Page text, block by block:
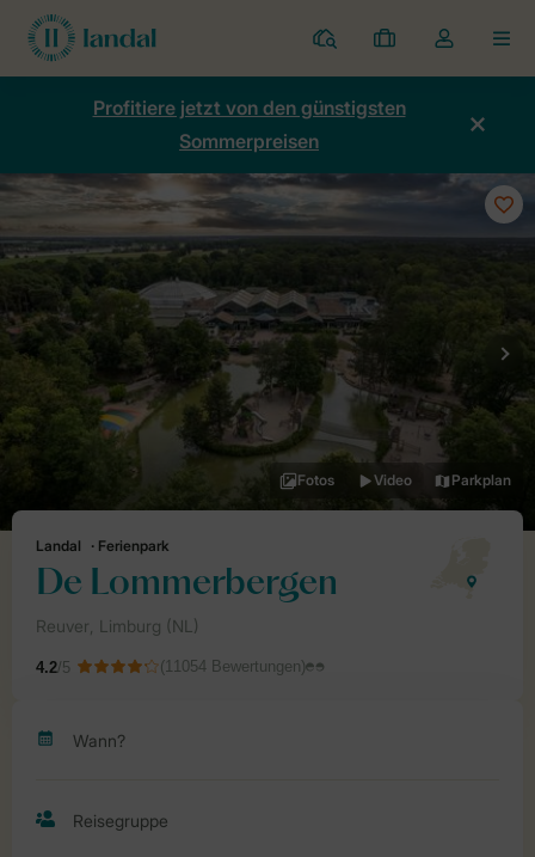
Ferienparks
Meine
Buchungen
Dropdown-
Menü
Kontos
Profitiere jetzt von den günstigsten
Sommerpreisen